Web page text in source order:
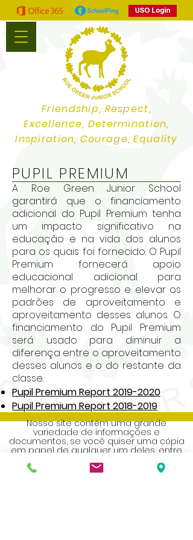
Friendship, Respect,
Excellence, Determination,
Inspiration, Courage, Equality
PUPIL PREMIUM
A Roe Green Junior School
garantirá que o financiamento
adicional do Pupil Premium tenha
um impacto significativo na
educação e na vida dos alunos
para os quais foi fornecido. O Pupil
Premium fornecerá apoio
educacional adicional para
melhorar o progresso e elevar os
padrões de aproveitamento e
aproveitamento desses alunos. O
financiamento do Pupil Premium
será usado para diminuir a
diferença entre o aproveitamento
desses alunos e o do restante da
classe.
Pupil Premium Report 2019-2020
Pupil Premium Report 2018-2019
Nosso site contém uma grande
variedade de informações e
documentos, se você quiser uma cópia
em papel de qualquer um deles, entre
em contato com a secretaria da escola.